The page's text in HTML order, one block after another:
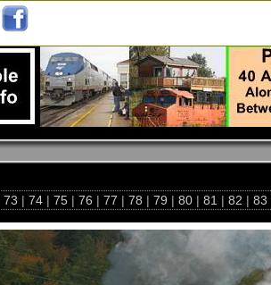
73 | 74 | 75 | 76 | 77 | 78 | 79 | 80 | 81 | 82 | 83